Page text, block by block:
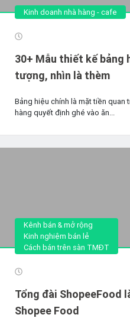
Kinh doanh nhà hàng - cafe
30+ Mẫu thiết kế bảng
tượng, nhìn là thèm
Bảng hiệu chính là mặt tiền quan
hàng quyết định ghé vào ăn...
Kênh bán & mở rộng
Kinh nghiệm bán lẻ
Cách bán trên sàn TMĐT
Tổng đài ShopeeFood
Shopee Food